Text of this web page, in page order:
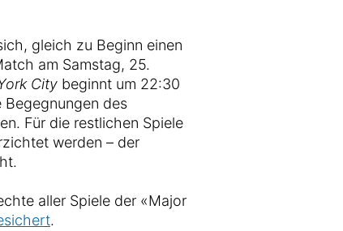
gleich zu Beginn einen
am Samstag, 25.
Citybeginnt um 22:30
des
Für die restlichen Spiele
werden – der
aller Spiele der «Major
.